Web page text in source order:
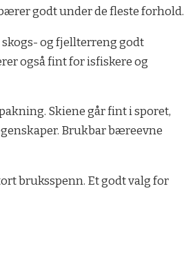
godt under de fleste forhold.
og fjellterreng godt
også fint for isfiskere og
Skiene går fint i sporet,
Brukbar bæreevne
bruksspenn. Et godt valg for